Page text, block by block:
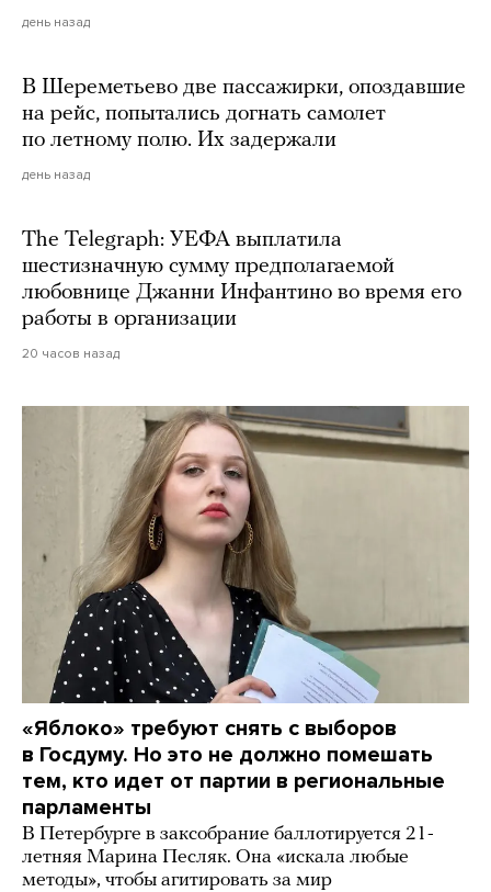
день назад
В Шереметьево две пассажирки, опоздавшие
на рейс, попытались догнать самолет
по летному полю. Их задержали
день назад
The Telegraph: УЕФА выплатила
шестизначную сумму предполагаемой
любовнице Джанни Инфантино во время его
работы в организации
20 часов назад
«Яблоко» требуют снять с выборов
в Госдуму. Но это не должно помешать
тем, кто идет от партии в региональные
парламенты
В Петербурге в заксобрание баллотируется 21-
летняя Марина Песляк. Она «искала любые
методы», чтобы агитировать за мир